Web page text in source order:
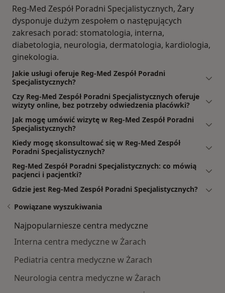
Reg-Med Zespół Poradni Specjalistycznych, Żary
dysponuje dużym zespołem o następujących
zakresach porad: stomatologia, interna,
diabetologia, neurologia, dermatologia, kardiologia,
ginekologia.
Jakie usługi oferuje Reg-Med Zespół Poradni
Specjalistycznych?
Czy Reg-Med Zespół Poradni Specjalistycznych oferuje
wizyty online, bez potrzeby odwiedzenia placówki?
Jak mogę umówić wizytę w Reg-Med Zespół Poradni
Specjalistycznych?
Kiedy mogę skonsultować się w Reg-Med Zespół
Poradni Specjalistycznych?
Reg-Med Zespół Poradni Specjalistycznych: co mówią
pacjenci i pacjentki?
Gdzie jest Reg-Med Zespół Poradni Specjalistycznych?
Powiązane wyszukiwania
Najpopularniesze centra medyczne
Interna centra medyczne w Żarach
Pediatria centra medyczne w Żarach
Neurologia centra medyczne w Żarach